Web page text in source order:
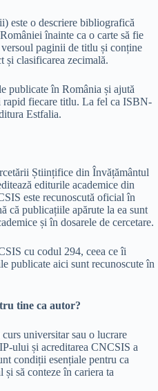
este o descriere bibliografică
înainte ca o carte să fie
paginii de titlu și conține
și clasificarea zecimală.
publicate în România și ajută
rapid fiecare titlu. La fel ca ISBN-
Estfalia.
Științifice din Învățământul
editurile academice din
este recunoscută oficial în
că publicațiile apărute la ea sunt
și în dosarele de cercetare.
cu codul 294, ceea ce îi
publicate aici sunt recunoscute în
tine ca autor?
universitar sau o lucrare
ului și acreditarea CNCSIS a
condiții esențiale pentru ca
și să conteze în cariera ta